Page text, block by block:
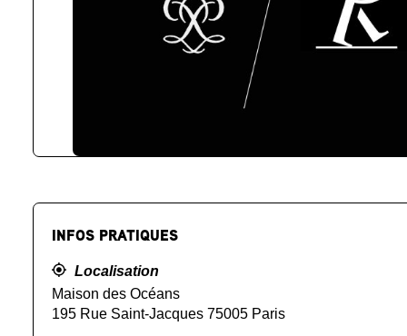
INFOS PRATIQUES
Localisation
Maison des Océans
195 Rue Saint-Jacques 75005 Paris